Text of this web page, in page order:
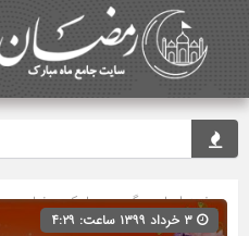
صفحه اصلی» گروه »پیامک رمضان